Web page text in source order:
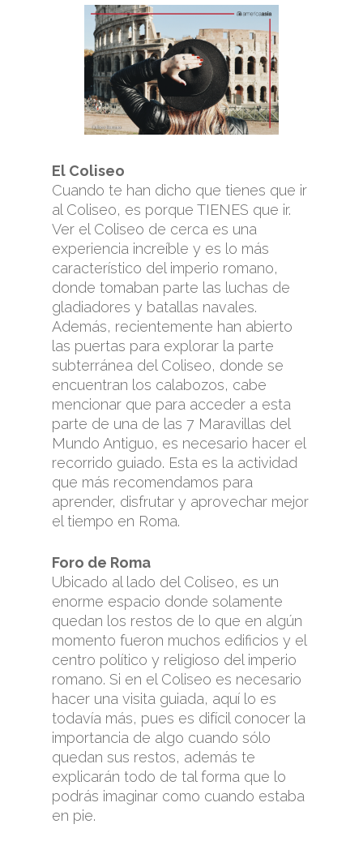
El Coliseo
Cuando te han dicho que tienes que ir
al Coliseo, es porque TIENES que ir.
Ver el Coliseo de cerca es una
experiencia increíble y es lo más
característico del imperio romano,
donde tomaban parte las luchas de
gladiadores y batallas navales.
Además, recientemente han abierto
las puertas para explorar la parte
subterránea del Coliseo, donde se
encuentran los calabozos, cabe
mencionar que para acceder a esta
parte de una de las 7 Maravillas del
Mundo Antiguo, es necesario hacer el
recorrido guiado. Esta es la actividad
que más recomendamos para
aprender, disfrutar y aprovechar mejor
el tiempo en Roma.
Foro de Roma
Ubicado al lado del Coliseo, es un
enorme espacio donde solamente
quedan los restos de lo que en algún
momento fueron muchos edificios y el
centro político y religioso del imperio
romano. Si en el Coliseo es necesario
hacer una visita guiada, aquí lo es
todavía más, pues es difícil conocer la
importancia de algo cuando sólo
quedan sus restos, además te
explicarán todo de tal forma que lo
podrás imaginar como cuando estaba
en pie.